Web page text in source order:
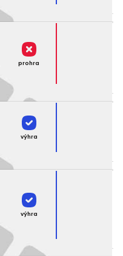
prohra
výhra
výhra